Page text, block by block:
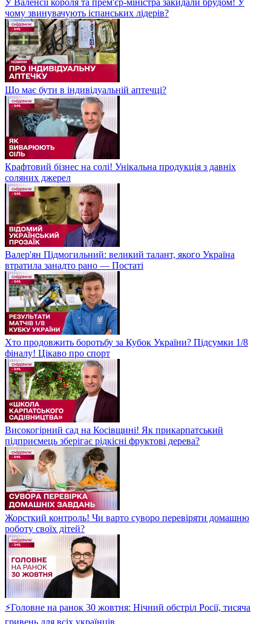
чому звинувачують іспанських лідерів?
Що має бути в індивідуальній аптечці?
Крафтовий бізнес на солі! Унікальна продукція з давніх
соляних джерел
Валер'ян Підмогильний: великий талант, якого Україна
втратила занадто рано — Постаті
Хто продовжить боротьбу за Кубок України? Підсумки 1/8
фіналу! Цікаво про спорт
Високогірний сад на Косівщині! Як прикарпатський
підприємець зберігає рідкісні фруктові дерева?
Жорсткий контроль! Чи варто суворо перевіряти домашню
роботу своїх дітей?
⚡Головне на ранок 30 жовтня: Нічний обстріл Росії, тисяча
гривень для всіх українців